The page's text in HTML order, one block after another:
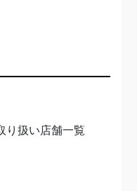
扱い店舗一覧